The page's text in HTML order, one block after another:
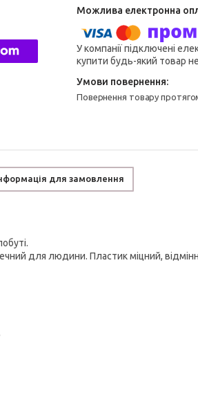
У компанії підключені
купити будь-який товар
повернення товару
для замовлення
для людини. Пластик міцний,